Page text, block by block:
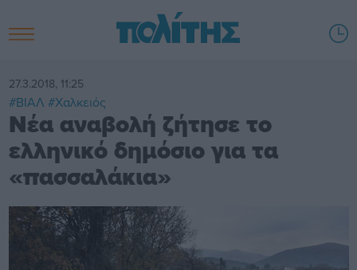
27.3.2018, 11:25
#ΒΙΑΛ #Χαλκειός
Νέα αναβολή ζήτησε το
ελληνικό δημόσιο για τα
«πασσαλάκια»